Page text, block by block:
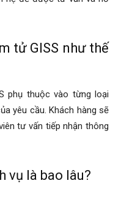
tử GISS như thế
phụ thuộc vào từng loại
yêu cầu. Khách hàng sẽ
tư vấn tiếp nhận thông
vụ là bao lâu?